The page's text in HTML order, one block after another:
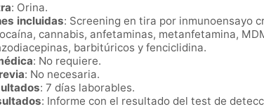
: Orina.
incluidas: Screening en tira por inmunoensayo
cannabis, anfetaminas, metanfetamina,
barbitúricos y fenciclidina.
: No requiere.
: No necesaria.
: 7 días laborables.
: Informe con el resultado del test de